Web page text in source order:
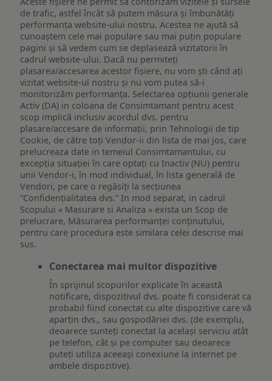
de trafic, astfel încât să putem măsura și îmbunătăți
performanța website-ului nostru. Acestea ne ajută să
cunoaștem cele mai populare sau mai puțin populare
pagini și să vedem cum se deplasează vizitatorii în
cadrul website-ului. Dacă nu permiteți
plasarea/accesarea acestor fișiere, nu vom ști când ați
vizitat website-ul nostru și nu vom putea să-i
monitorizăm performanța. Selectarea opțiunii generale
Activ (DA) in coloana de Consimtamant pentru acest
scop implică inclusiv acordul dvs. pentru
plasare/accesare de informații, prin Tehnologii de tip
Cookie, de către toți Vendor-ii din lista de mai jos, care
prelucreaza date in temeiul Consimtamantului, cu
excepția situației în care optați cu Inactiv (NU) pentru
unii Vendor-i, în mod individual, în lista generală de
Vendori, pe care o regăsiți la secțiunea
“Confidențialitatea dvs.” In mod separat, in cadrul
Scopului « Masurare si Analiza » exista un Scop de
prelucrare, Măsurarea performanței conținutului,
pentru care procedura este similara celei descrise mai
sus.
Conectarea mai multor dispozitive
În sprijinul scopurilor explicate în această
notificare, dispozitivul dvs. poate fi considerat ca
probabil fiind conectat cu alte dispozitive care vă
aparțin dvs., sau gospodăriei dvs. (de exemplu,
deoarece sunteți conectat la același serviciu atât
pe telefon, cât și pe computer sau deoarece
puteți utiliza aceeași conexiune la internet pe
ambele dispozitive).